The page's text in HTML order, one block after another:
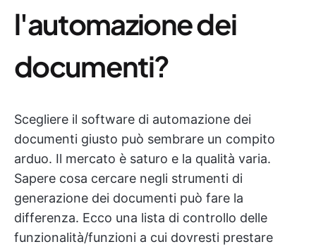
l'automazione dei
documenti?
Scegliere il software di automazione dei
documenti giusto può sembrare un compito
arduo. Il mercato è saturo e la qualità varia.
Sapere cosa cercare negli strumenti di
generazione dei documenti può fare la
differenza. Ecco una lista di controllo delle
funzionalità/funzioni a cui dovresti prestare